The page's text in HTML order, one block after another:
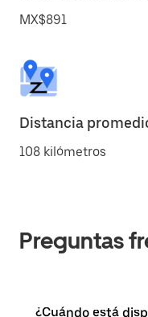
MX$891
Distancia
108 kilómetros
Preguntas
¿Cuándo está